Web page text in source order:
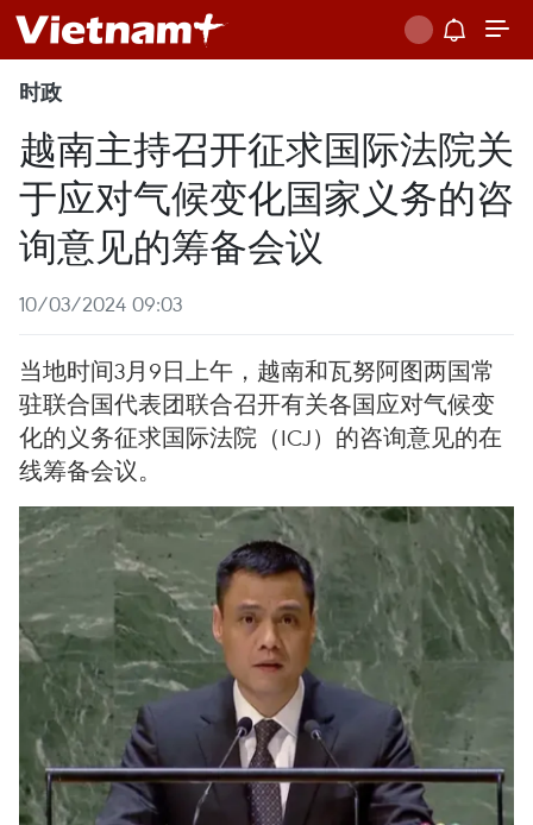
时政
越南主持召开征求国际法院关
于应对气候变化国家义务的咨
询意见的筹备会议
10/03/2024 09:03
当地时间3月9日上午，越南和瓦努阿图两国常
驻联合国代表团联合召开有关各国应对气候变
化的义务征求国际法院（ICJ）的咨询意见的在
线筹备会议。